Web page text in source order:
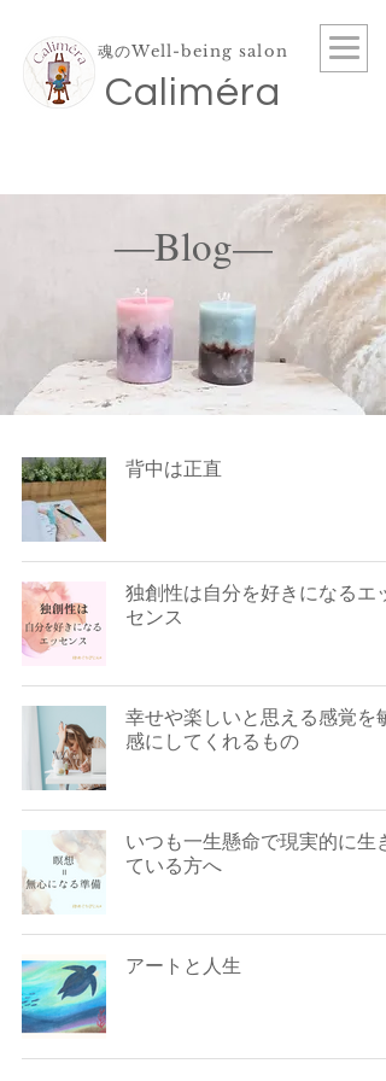
​Caliméra
魂のWell-being salon
―Blog—
背中は正直
独創性は自分を好きになるエッ
センス
幸せや楽しいと思える感覚を敏
感にしてくれるもの
いつも一生懸命で現実的に生き
ている方へ
アートと人生